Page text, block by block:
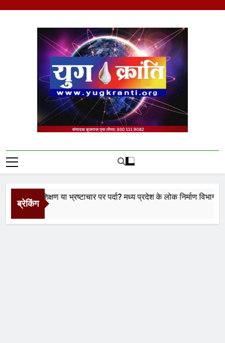
Yug Kranti | Trusted
News Portal
ब्रेकिंग
प्रशिक्षण या भ्रष्टाचार पर पर्दा? मध्य प्रदेश के लोक निर्माण विभाग पर उठे